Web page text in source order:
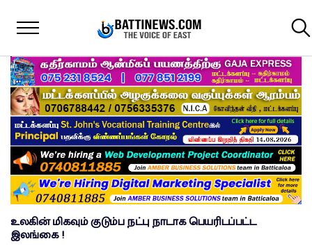
உலகின் மிகவும் குடும்ப நட்பு நாடாக பெயரிடப்பட்ட
இலங்கை !